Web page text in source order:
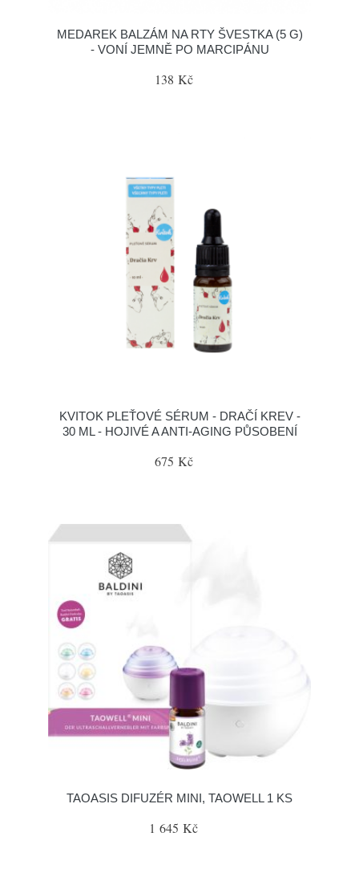
MEDAREK BALZÁM NA RTY ŠVESTKA (5 G)
- VONÍ JEMNĚ PO MARCIPÁNU
138 Kč
KVITOK PLEŤOVÉ SÉRUM - DRAČÍ KREV -
30 ML - HOJIVÉ A ANTI-AGING PŮSOBENÍ
675 Kč
TAOASIS DIFUZÉR MINI, TAOWELL 1 KS
1 645 Kč